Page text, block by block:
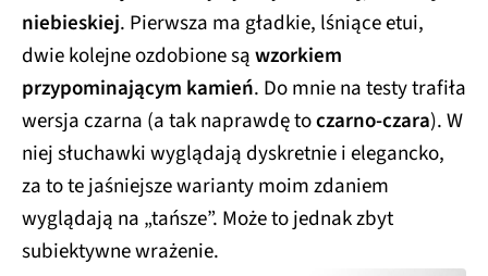
niebieskiej. Pierwsza ma gładkie, lśniące etui,
dwie kolejne ozdobione sąwzorkiem
przypominającym kamień. Do mnie na testy trafiła
wersja czarna (a tak naprawdę toczarno-czara). W
niej słuchawki wyglądają dyskretnie i elegancko,
za to te jaśniejsze warianty moim zdaniem
wyglądają na „tańsze”. Może to jednak zbyt
subiektywne wrażenie.